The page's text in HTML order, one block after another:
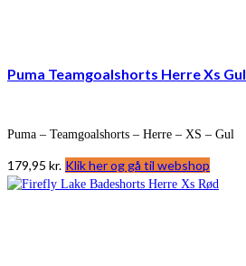
Puma Teamgoalshorts Herre Xs Gul
Puma – Teamgoalshorts – Herre – XS – Gul
179,95 kr. Klik her og gå til webshop